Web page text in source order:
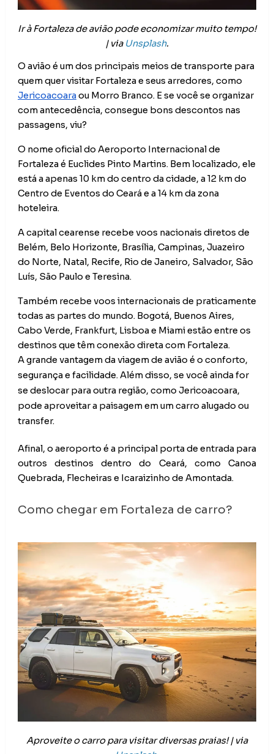
Ir à Fortaleza de avião pode economizar muito tempo!
| via Unsplash.
O avião é um dos principais meios de transporte para
quem quer visitar Fortaleza e seus arredores, como
Jericoacoaraou Morro Branco. E se você se organizar
com antecedência, consegue bons descontos nas
passagens, viu?
O nome oficial do Aeroporto Internacional de
Fortaleza é Euclides Pinto Martins. Bem localizado, ele
está a apenas 10 km do centro da cidade, a 12 km do
Centro de Eventos do Ceará e a 14 km da zona
hoteleira.
A capital cearense recebe voos nacionais diretos de
Belém, Belo Horizonte, Brasília, Campinas, Juazeiro
do Norte, Natal, Recife, Rio de Janeiro, Salvador, São
Luís, São Paulo e Teresina.
Também recebe voos internacionais de praticamente
todas as partes do mundo. Bogotá, Buenos Aires,
Cabo Verde, Frankfurt, Lisboa e Miami estão entre os
destinos que têm conexão direta com Fortaleza.
A grande vantagem da viagem de avião é o conforto,
segurança e facilidade. Além disso, se você ainda for
se deslocar para outra região, como Jericoacoara,
pode aproveitar a paisagem em um carro alugado ou
transfer.
Afinal, o aeroporto é a principal porta de entrada para
outros destinos dentro do Ceará, como Canoa
Quebrada, Flecheiras e Icaraizinho de Amontada.
Como chegar em Fortaleza de carro?
Aproveite o carro para visitar diversas praias! | via